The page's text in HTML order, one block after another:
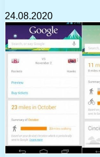
24.08.2020